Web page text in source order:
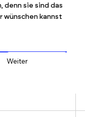
denn sie sind das
wünschen kannst
Weiter